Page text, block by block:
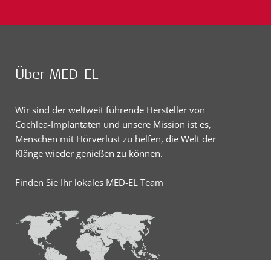
Über MED-EL
Wir sind der weltweit führende Hersteller von
Cochlea-Implantaten und unsere Mission ist es,
Menschen mit Hörverlust zu helfen, die Welt der
Klänge wieder genießen zu können.
Finden Sie Ihr lokales MED-EL Team